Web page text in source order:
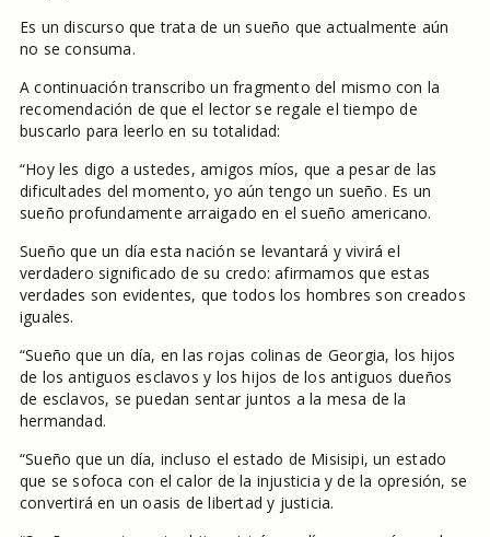
Es un discurso que trata de un sueño que actualmente aún
no se consuma.
A continuación transcribo un fragmento del mismo con la
recomendación de que el lector se regale el tiempo de
buscarlo para leerlo en su totalidad:
“Hoy les digo a ustedes, amigos míos, que a pesar de las
dificultades del momento, yo aún tengo un sueño. Es un
sueño profundamente arraigado en el sueño americano.
Sueño que un día esta nación se levantará y vivirá el
verdadero significado de su credo: afirmamos que estas
verdades son evidentes, que todos los hombres son creados
iguales.
“Sueño que un día, en las rojas colinas de Georgia, los hijos
de los antiguos esclavos y los hijos de los antiguos dueños
de esclavos, se puedan sentar juntos a la mesa de la
hermandad.
“Sueño que un día, incluso el estado de Misisipi, un estado
que se sofoca con el calor de la injusticia y de la opresión, se
convertirá en un oasis de libertad y justicia.